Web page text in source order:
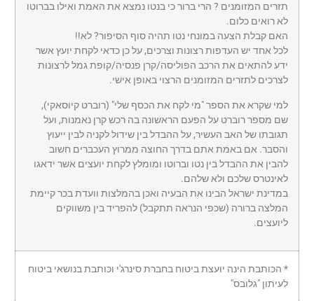
תזרים המזומנים ? הרי ברור כי בנטו נמצא את האמת ואילו בברוטו
לא רואים כלום.
האם קבלת הצעה במונחי נטו תהיה סוף הסיפור? לא!!
לכל אחד יש העדפות רצונות וצרכים, על כן כדאי לקחת יועץ אשר
ידע להתאים את הרכב הפוליסה/קרן פנסיה/קופת גמל לרצונות
לצרכים לתזרים המזומנים הרצוי באופן אישי.
למי שקרא את הספר "מי לקח את הכסף שלי" (רוברט קיוסאקי),
שם מספר רוברט על הפעם הראשונה בה רכש קרן נאמנות, ועל
תגובתו של האב העשיר, על ההבדל בין שידול לקניה לבין ייעוץ
והסבר. אם באמת אתם בדרך החוצה ממרוץ העכברים חשוב
להבין את ההבדל בין נטו וברוטו ומומלץ לקחת יועצים אשר ידאגו
לאינטרס שלכם ולא שלהם.
במדינת ישראל הבינו את הבעיה ואכן בהמלצות וועדת בכר קיימת
המלצה ברורה (שכפי הנראה תתקבל) להפריד בין משווקים
ליועצים.
* הכותבת הינה יועצת ביטוח בחברת סינרג'י וכותבת בנושאי ביטוח
לעיתון "גלובס"